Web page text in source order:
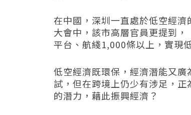
在中國，深圳一直處於低空經濟
大會中，該市高層官員更提到，
平台、航綫1,000條以上，實現
低空經濟既環保，經濟潛能又
試，但在跨境上仍少有涉足，
的潛力，藉此振興經濟？